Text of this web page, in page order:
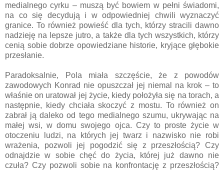
medialnego cyrku – muszą być bowiem w pełni świadomi,
na co się decydują i w odpowiedniej chwili wyznaczyć
granice. To również powieść dla tych, którzy stracili dawno
nadzieję na lepsze jutro, a także dla tych wszystkich, którzy
cenią sobie dobrze opowiedziane historie, kryjące głębokie
przesłanie.
Paradoksalnie, Pola miała szczęście, że z powodów
zawodowych Konrad nie opuszczał jej niemal na krok – to
właśnie on uratował jej życie, kiedy położyła się na torach, a
następnie, kiedy chciała skoczyć z mostu. To również on
zabrał ją daleko od tego medialnego szumu, ukrywając na
małej wsi, w domu swojego ojca. Czy to proste życie w
otoczeniu ludzi, na których jej twarz i nazwisko nie robi
wrażenia, pozwoli jej pogodzić się z przeszłością? Czy
odnajdzie w sobie chęć do życia, której już dawno nie
czuła? Czy pozwoli sobie na konfrontację z przeszłością?